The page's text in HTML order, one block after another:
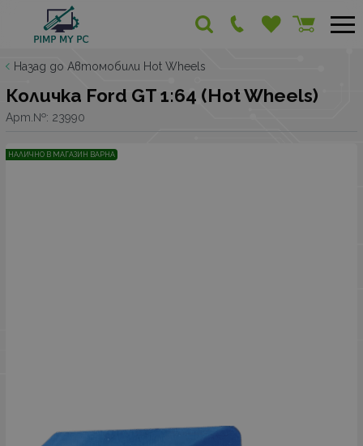
Назад до Автомобили Hot Wheels
Количка Ford GT 1:64 (Hot Wheels)
Арт.№: 23990
НАЛИЧНО В МАГАЗИН ВАРНА